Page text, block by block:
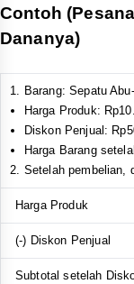
Contoh
Dananya)
Barang: Sepatu
Harga Produk:
Diskon Penjual:
Harga Barang
Setelah pembelian,
Harga Produk
(-) Diskon Penjual
Subtotal setelah